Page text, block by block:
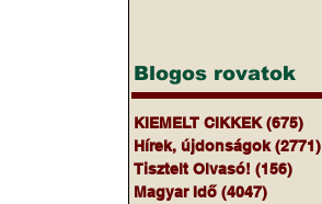
Blogos rovatok
KIEMELT CIKKEK (675)
Hírek, újdonságok (2771)
Tisztelt Olvasó! (156)
Magyar Idő (4047)